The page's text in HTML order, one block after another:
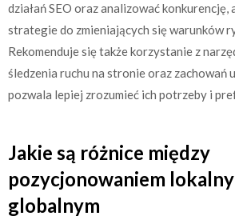
działań SEO oraz analizować
strategie do zmieniających się warunków
Rekomenduje się także korzystanie z
śledzenia ruchu na stronie oraz zachowań
pozwala lepiej zrozumieć ich potrzeby i
Jakie są różnice między
pozycjonowaniem
globalnym